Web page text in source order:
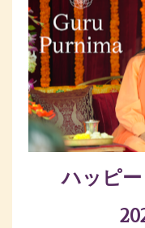
ハッピー